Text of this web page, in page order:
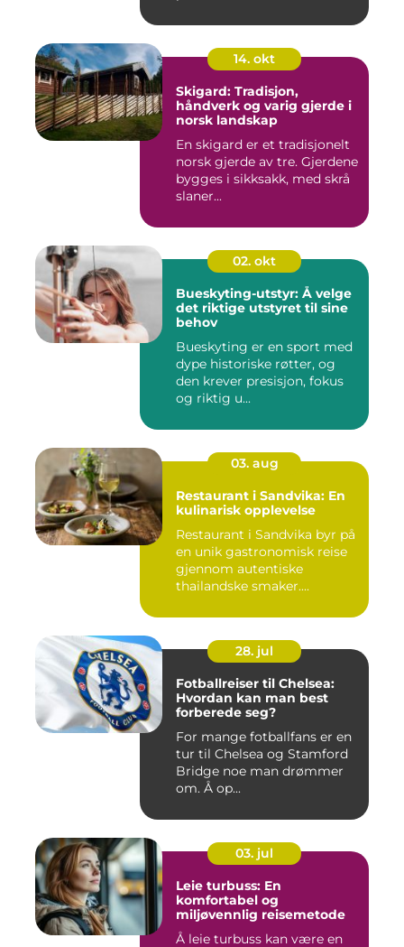
14. okt
Skigard: Tradisjon,
håndverk og varig gjerde i
norsk landskap
En skigard er et tradisjonelt
norsk gjerde av tre. Gjerdene
bygges i sikksakk, med skrå
slaner...
02. okt
Bueskyting-utstyr: Å velge
det riktige utstyret til sine
behov
Bueskyting er en sport med
dype historiske røtter, og
den krever presisjon, fokus
og riktig u...
03. aug
Restaurant i Sandvika: En
kulinarisk opplevelse
Restaurant i Sandvika byr på
en unik gastronomisk reise
gjennom autentiske
thailandske smaker....
28. jul
Fotballreiser til Chelsea:
Hvordan kan man best
forberede seg?
For mange fotballfans er en
tur til Chelsea og Stamford
Bridge noe man drømmer
om. Å op...
03. jul
Leie turbuss: En
komfortabel og
miljøvennlig reisemetode
Å leie turbuss kan være en